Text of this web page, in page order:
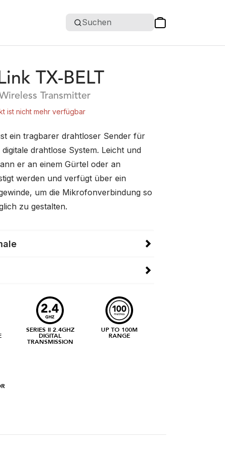
Suchen
TX-BELT
Transmitter
ist nicht mehr verfügbar
ein tragbarer drahtloser Sender für
drahtlose System. Leicht und
er an einem Gürtel oder an
werden und verfügt über ein
um die Mikrofonverbindung so
zu gestalten.
SERIES II 2.4GHZ
DIGITAL
TRANSMISSION
UP TO 100M
RANGE